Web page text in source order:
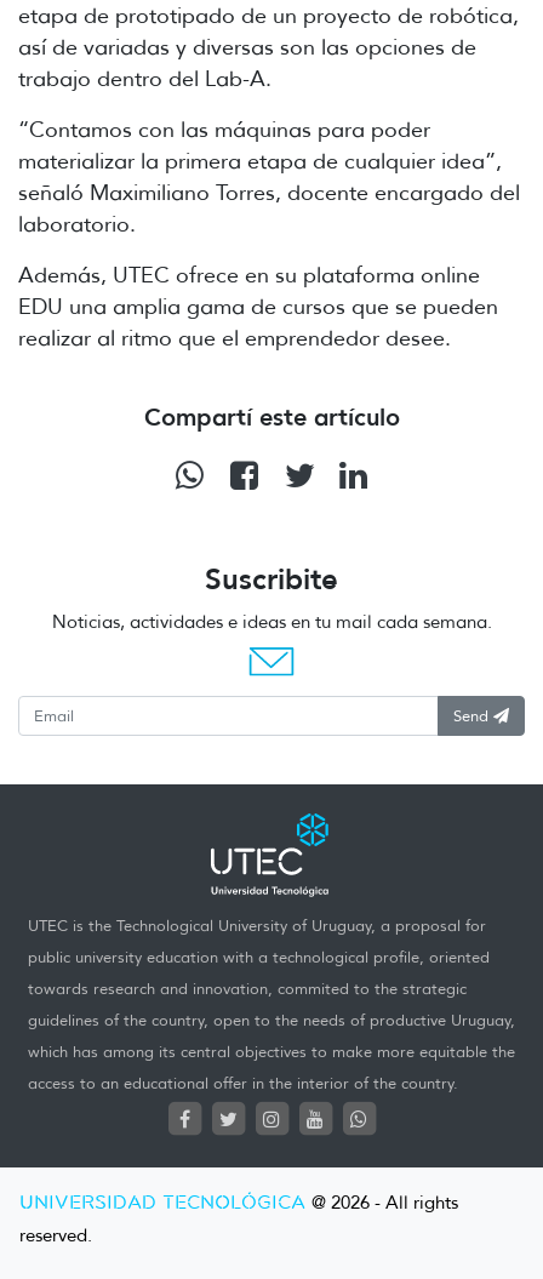
etapa de prototipado de un proyecto de robótica,
así de variadas y diversas son las opciones de
trabajo dentro del Lab-A.
“Contamos con las máquinas para poder
materializar la primera etapa de cualquier idea”,
señaló Maximiliano Torres, docente encargado del
laboratorio.
Además, UTEC ofrece en su plataforma online
EDU una amplia gama de cursos que se pueden
realizar al ritmo que el emprendedor desee.
Compartí este artículo
Suscribite
Noticias, actividades e ideas en tu mail cada semana.
Send
UTEC is the Technological University of Uruguay, a proposal for
public university education with a technological profile, oriented
towards research and innovation, commited to the strategic
guidelines of the country, open to the needs of productive Uruguay,
which has among its central objectives to make more equitable the
access to an educational offer in the interior of the country.
UNIVERSIDAD TECNOLÓGICA @ 2026 - All rights
reserved.